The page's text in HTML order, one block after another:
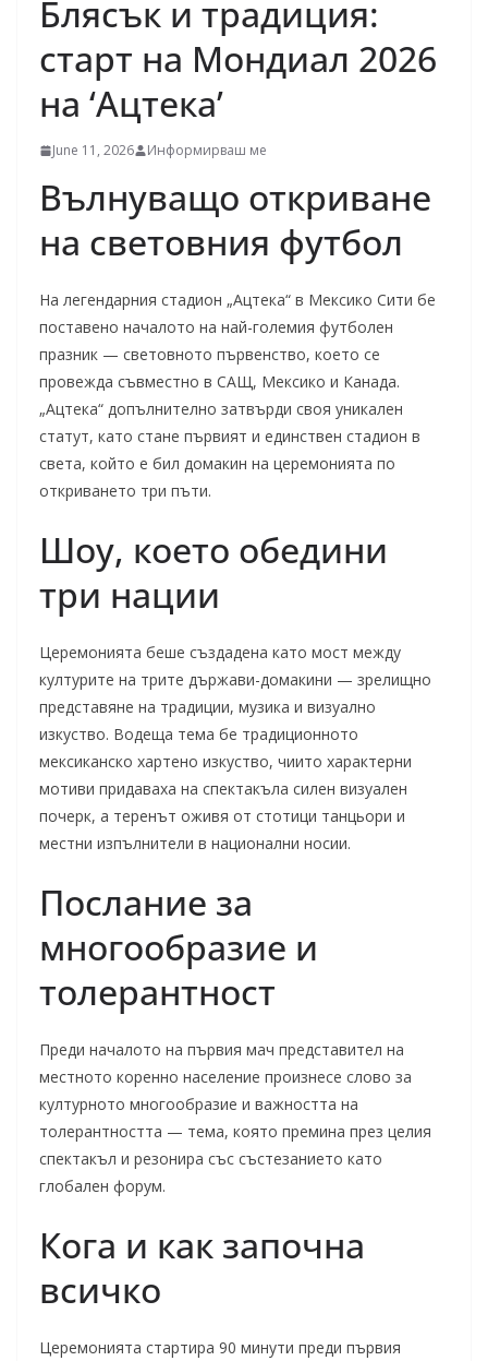
Блясък и традиция:
старт на Мондиал 2026
на ‘Ацтека’
June 11, 2026 Информирваш ме
Вълнуващо откриване
на световния футбол
На легендарния стадион „Ацтека“ в Мексико Сити бе
поставено началото на най-големия футболен
празник — световното първенство, което се
провежда съвместно в САЩ, Мексико и Канада.
„Ацтека“ допълнително затвърди своя уникален
статут, като стане първият и единствен стадион в
света, който е бил домакин на церемонията по
откриването три пъти.
Шоу, което обедини
три нации
Церемонията беше създадена като мост между
културите на трите държави-домакини — зрелищно
представяне на традиции, музика и визуално
изкуство. Водеща тема бе традиционното
мексиканско хартено изкуство, чиито характерни
мотиви придаваха на спектакъла силен визуален
почерк, а теренът оживя от стотици танцьори и
местни изпълнители в национални носии.
Послание за
многообразие и
толерантност
Преди началото на първия мач представител на
местното коренно население произнесе слово за
културното многообразие и важността на
толерантността — тема, която премина през целия
спектакъл и резонира със състезанието като
глобален форум.
Кога и как започна
всичко
Церемонията стартира 90 минути преди първия